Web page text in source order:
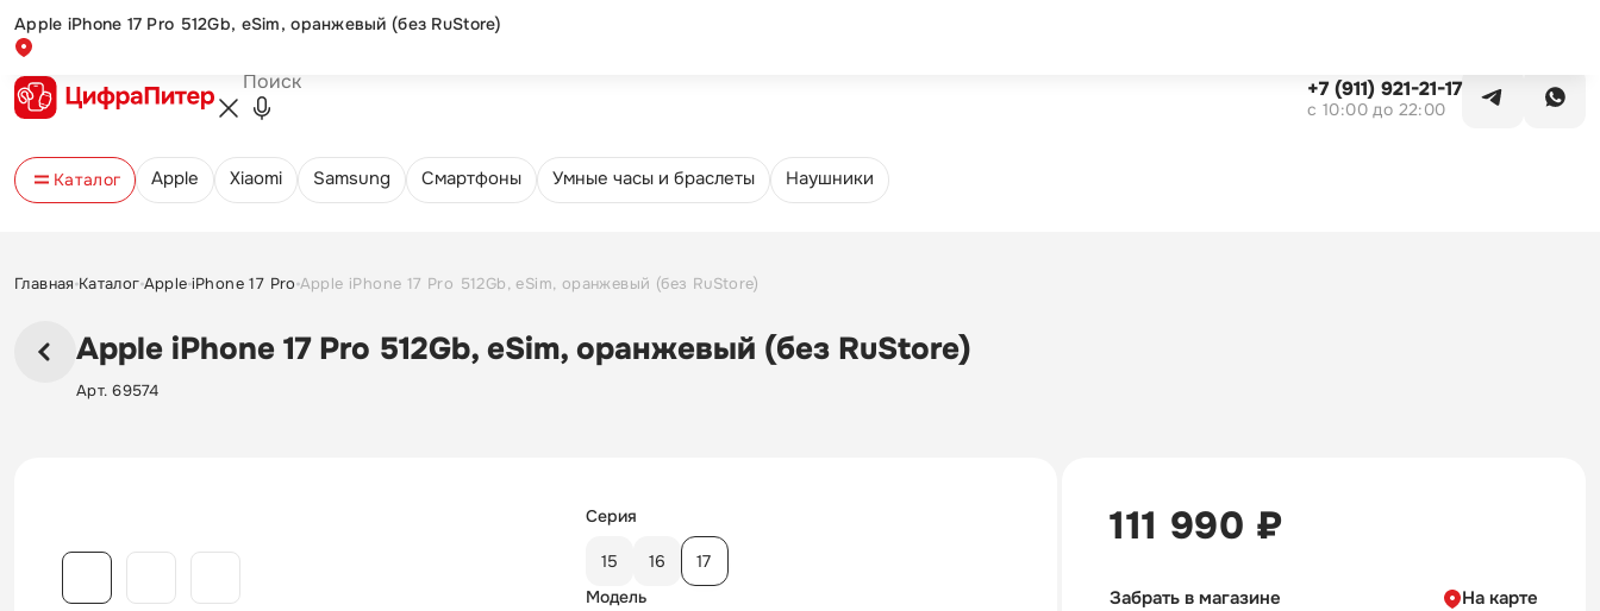
Обмен и возврат Оплата и доставкаНовости и акцииКонтакты
+7 (911) 921-21-17
c 10:00 до 22:00
Каталог Apple Xiaomi Samsung Cмартфоны Умные часы и браслеты Наушники
Главная Каталог Apple iPhone 17 Pro Apple iPhone 17 Pro 512Gb, eSim, оранжевый (без RuStore)
Apple iPhone 17 Pro 512Gb, eSim, оранжевый (без RuStore)
Арт. 69574
Новинка
Серия
15 16
17
Модель
111 990 ₽
Забрать в магазине На карте
Apple iPhone 17 Pro 512Gb, eSim, оранжевый (без RuStore)